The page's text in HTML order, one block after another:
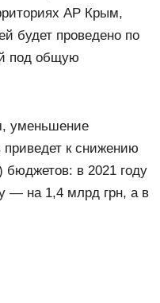
АР Крым,
будет проведено по
под общую
уменьшение
приведет к снижению
бюджетов: в 2021 году
— на 1,4 млрд грн, а в